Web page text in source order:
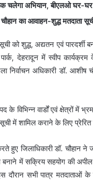
चलेगा अभियान, बीएलओ घर-
का आवाहन-शुद्ध मतदाता
को शुद्ध, अद्यतन एवं
देहरादून में स्वीप
निर्वाचन अधिकारी डॉ.
विभिन्न वार्डों एवं क्षेत्रों में
में शामिल कराने के लिए
हुए जिलाधिकारी डॉ. चौहान
में सक्रिय सहयोग की अपील
दौरान सभी पात्र मतदाताओं